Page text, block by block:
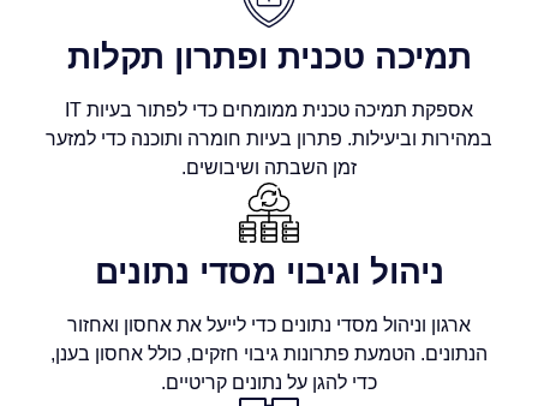
תמיכה טכנית ופתרון תקלות
אספקת תמיכה טכנית ממומחים כדי לפתור בעיות IT
במהירות וביעילות. פתרון בעיות חומרה ותוכנה כדי למזער
זמן השבתה ושיבושים.
ניהול וגיבוי מסדי נתונים
ארגון וניהול מסדי נתונים כדי לייעל את אחסון ואחזור
הנתונים. הטמעת פתרונות גיבוי חזקים, כולל אחסון בענן,
כדי להגן על נתונים קריטיים.